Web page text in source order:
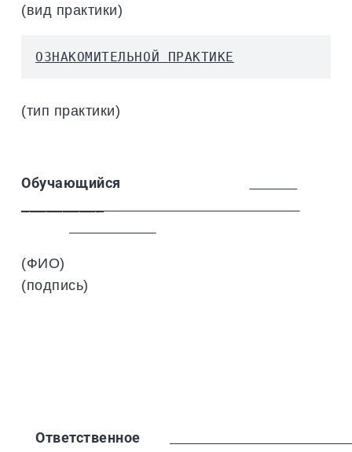
(вид практики)
ОЗНАКОМИТЕЛЬНОЙ ПРАКТИКЕ
(тип практики)
Обучающийся
(подпись)
Ответственное